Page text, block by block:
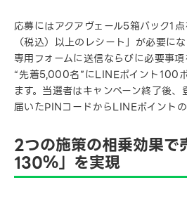
応募にはアクアヴェール5箱パック1
（税込）以上のレシート」が必要に
専用フォームに送信ならびに必要事
“先着5,000名”にLINEポイント100
ます。当選者はキャンペーン終了後
届いたPINコードからLINEポイントの
2つの施策の相乗効果で
130％」を実現